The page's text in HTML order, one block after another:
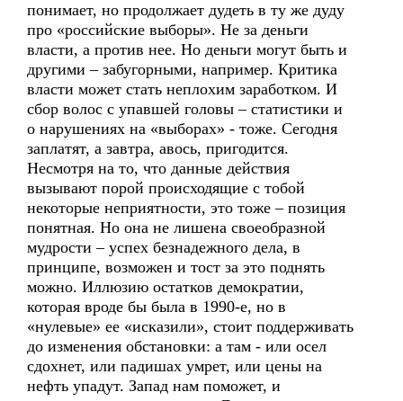
понимает, но продолжает дудеть в ту же дуду
про «российские выборы». Не за деньги
власти, а против нее. Но деньги могут быть и
другими – забугорными, например. Критика
власти может стать неплохим заработком. И
сбор волос с упавшей головы – статистики и
о нарушениях на «выборах» - тоже. Сегодня
заплатят, а завтра, авось, пригодится.
Несмотря на то, что данные действия
вызывают порой происходящие с тобой
некоторые неприятности, это тоже – позиция
понятная. Но она не лишена своеобразной
мудрости – успех безнадежного дела, в
принципе, возможен и тост за это поднять
можно. Иллюзию остатков демократии,
которая вроде бы была в 1990-е, но в
«нулевые» ее «исказили», стоит поддерживать
до изменения обстановки: а там - или осел
сдохнет, или падишах умрет, или цены на
нефть упадут. Запад нам поможет, и